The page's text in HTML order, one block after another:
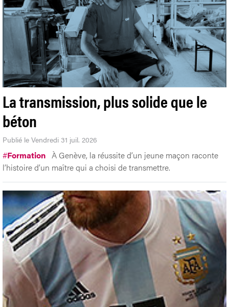
La transmission, plus solide que le
béton
Publié le Vendredi 31 juil. 2026
#Formation À Genève, la réussite d’un jeune maçon raconte
l’histoire d’un maître qui a choisi de transmettre.